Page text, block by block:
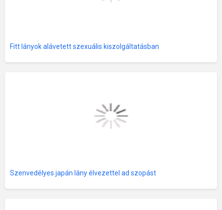
Fitt lányok alávetett szexuális kiszolgáltatásban
Szenvedélyes japán lány élvezettel ad szopást